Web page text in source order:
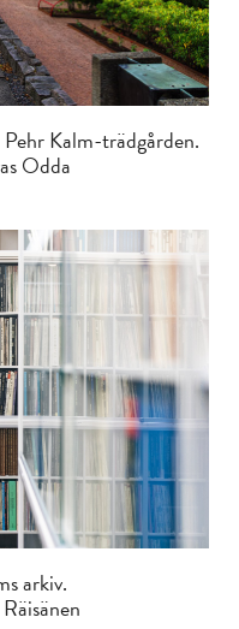
Kalm-trädgården.
Odda
arkiv.